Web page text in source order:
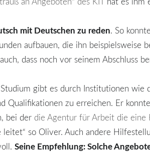
mit Deutschen zu reden. So
aufbauen, die ihn beispielsweise
dass noch vor seinem Abschluss
gibt es durch Institutionen wie
Qualifikationen zu erreichen. Er
bei der die Agentur für Arbeit die eine
so Oliver. Auch andere
Seine Empfehlung: Solche